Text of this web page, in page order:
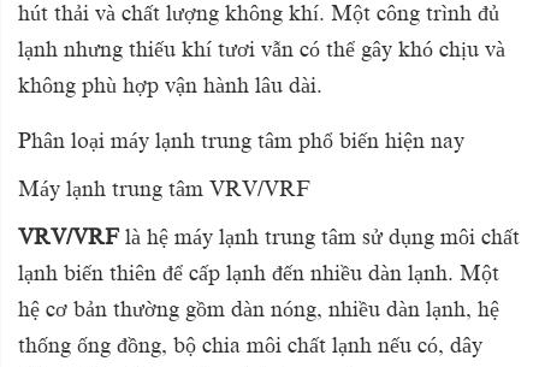
hút thải và chất lượng không khí. Một công trình đủ
lạnh nhưng thiếu khí tươi vẫn có thể gây khó chịu và
không phù hợp vận hành lâu dài.
Phân loại máy lạnh trung tâm phổ biến hiện nay
Máy lạnh trung tâm VRV/VRF
VRV/VRFlà hệ máy lạnh trung tâm sử dụng môi chất
lạnh biến thiên để cấp lạnh đến nhiều dàn lạnh. Một
hệ cơ bản thường gồm dàn nóng, nhiều dàn lạnh, hệ
thống ống đồng, bộ chia môi chất lạnh nếu có, dây